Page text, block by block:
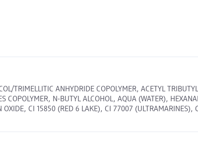
TRIMELLITIC ANHYDRIDE COPOLYMER, ACETYL
N-BUTYL ALCOHOL, AQUA (WATER),
CI 15850 (RED 6 LAKE), CI 77007